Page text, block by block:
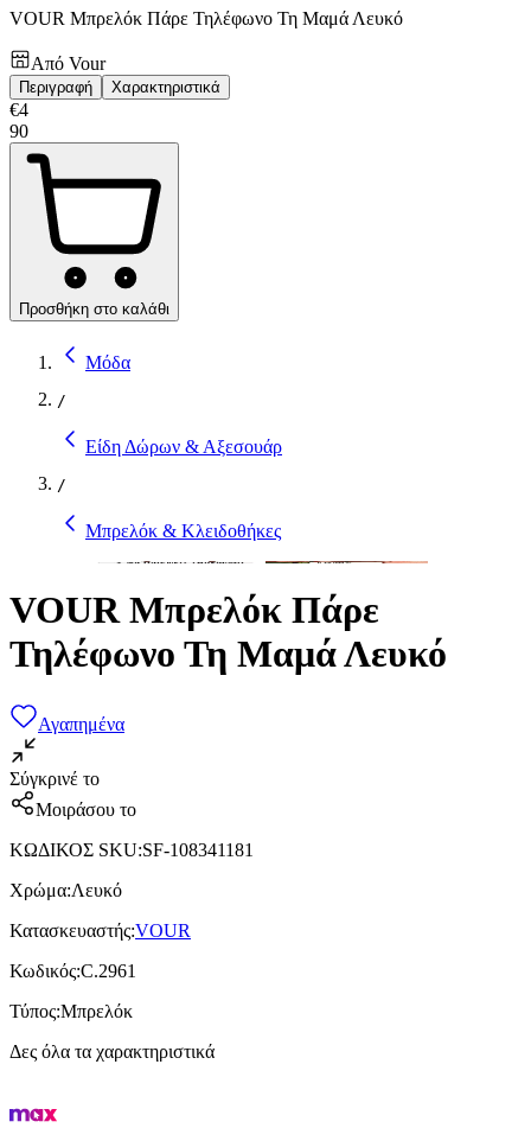
VOUR Μπρελόκ Πάρε Τηλέφωνο Τη Μαμά Λευκό
Από Vour
Περιγραφή Χαρακτηριστικά
€4
90
Προσθήκη στο καλάθι
Μόδα
/
Είδη Δώρων & Αξεσουάρ
/
Μπρελόκ & Κλειδοθήκες
VOUR Μπρελόκ Πάρε
Τηλέφωνο Τη Μαμά Λευκό
Αγαπημένα
Σύγκρινέ το
Μοιράσου το
ΚΩΔΙΚΟΣ SKU:SF-108341181
Χρώμα:Λευκό
Κατασκευαστής:VOUR
Κωδικός:C.2961
Τύπος:Μπρελόκ
Δες όλα τα χαρακτηριστικά